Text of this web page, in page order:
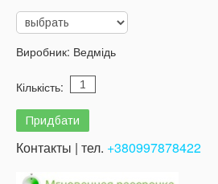
Виробник: Ведмідь
Кількість:
Контакты | тел. +380997878422